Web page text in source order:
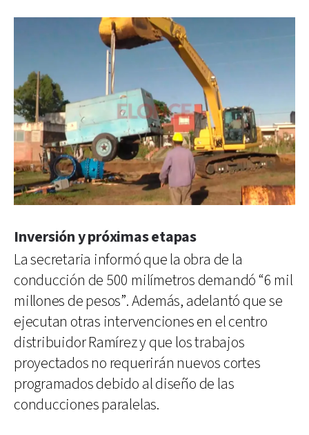
Inversión y próximas etapas
La secretaria informó que la obra de la
conducción de 500 milímetros demandó “6 mil
millones de pesos”. Además, adelantó que se
ejecutan otras intervenciones en el centro
distribuidor Ramírez y que los trabajos
proyectados no requerirán nuevos cortes
programados debido al diseño de las
conducciones paralelas.